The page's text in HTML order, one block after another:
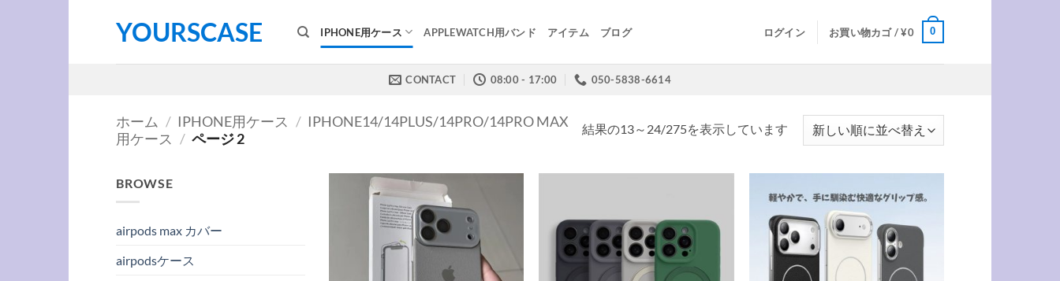
YOURSCASE IPHONE用ケース APPLEWATCH用バンド アイテム ブログ ログイン お買い物カゴ /¥0 0
CONTACT 08:00 - 17:00 050-5838-6614
ホーム / IPHONE用ケース / IPHONE14/14PLUS/14PRO/14PRO MAX
用ケース / ページ 2
結果の13～24/275を表示しています新
BROWSE
airpods max カバー
airpodsケース